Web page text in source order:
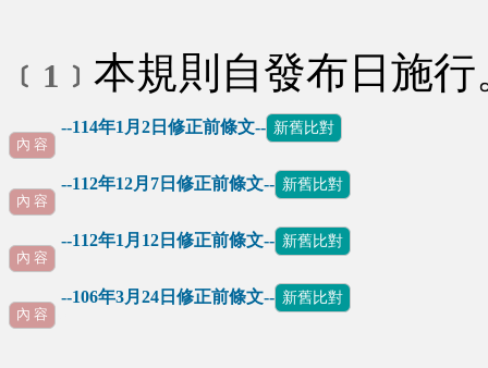
﹝1﹞ 本規則自發布日施行
--114年1月2日修正前條文-- 新舊比對
內 容
--112年12月7日修正前條文-- 新舊比對
內 容
--112年1月12日修正前條文-- 新舊比對
內 容
--106年3月24日修正前條文-- 新舊比對
內 容